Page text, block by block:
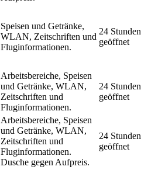
Speisen und Getränke,
WLAN, Zeitschriften und
Fluginformationen.
24 Stunden
geöffnet
Arbeitsbereiche, Speisen
und Getränke, WLAN,
Zeitschriften und
Fluginformationen.
24 Stunden
geöffnet
Arbeitsbereiche, Speisen
und Getränke, WLAN,
Zeitschriften und
Fluginformationen.
Dusche gegen Aufpreis.
24 Stunden
geöffnet